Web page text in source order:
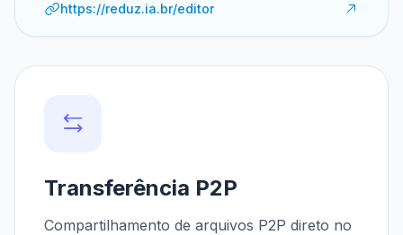
https://reduz.ia.br/editor
Transferência P2P
Compartilhamento de arquivos P2P direto no